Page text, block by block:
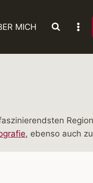
MICH
, ebenso auch zu